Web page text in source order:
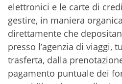
elettronici e le carte di
gestire, in maniera
direttamente che
presso l’agenzia di viaggi,
trasferta, dalla
pagamento puntuale dei